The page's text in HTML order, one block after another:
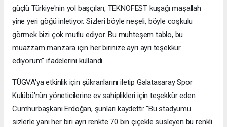
güçlü Türkiye'nin yol başçıları, TEKNOFEST kuşağı maşallah
yine yeri göğü inletiyor. Sizleri böyle neşeli, böyle coşkulu
görmek bizi çok mutlu ediyor. Bu muhteşem tablo, bu
muazzam manzara için her birinize ayrı ayrı teşekkür
ediyorum" ifadelerini kullandı.
TÜGVA'ya etkinlik için şükranlarını iletip Galatasaray Spor
Kulübü'nün yöneticilerine ev sahiplikleri için teşekkür eden
Cumhurbaşkanı Erdoğan, şunları kaydetti: "Bu stadyumu
sizlerle yani her biri ayrı renkte 70 bin çiçekle süsleyen bu renkli